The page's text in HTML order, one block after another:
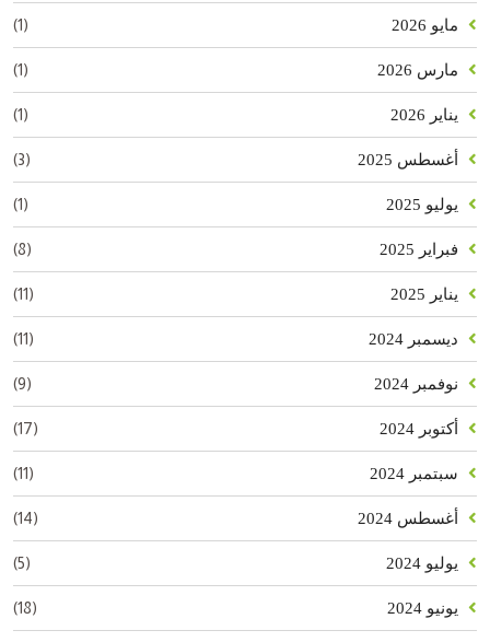
مايو 2026 (1)
مارس 2026 (1)
يناير 2026 (1)
أغسطس 2025 (3)
يوليو 2025 (1)
فبراير 2025 (8)
يناير 2025 (11)
ديسمبر 2024 (11)
نوفمبر 2024 (9)
أكتوبر 2024 (17)
سبتمبر 2024 (11)
أغسطس 2024 (14)
يوليو 2024 (5)
يونيو 2024 (18)